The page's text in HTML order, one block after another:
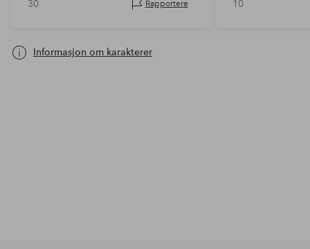
30
Rapportere
10
Informasjon om karakterer